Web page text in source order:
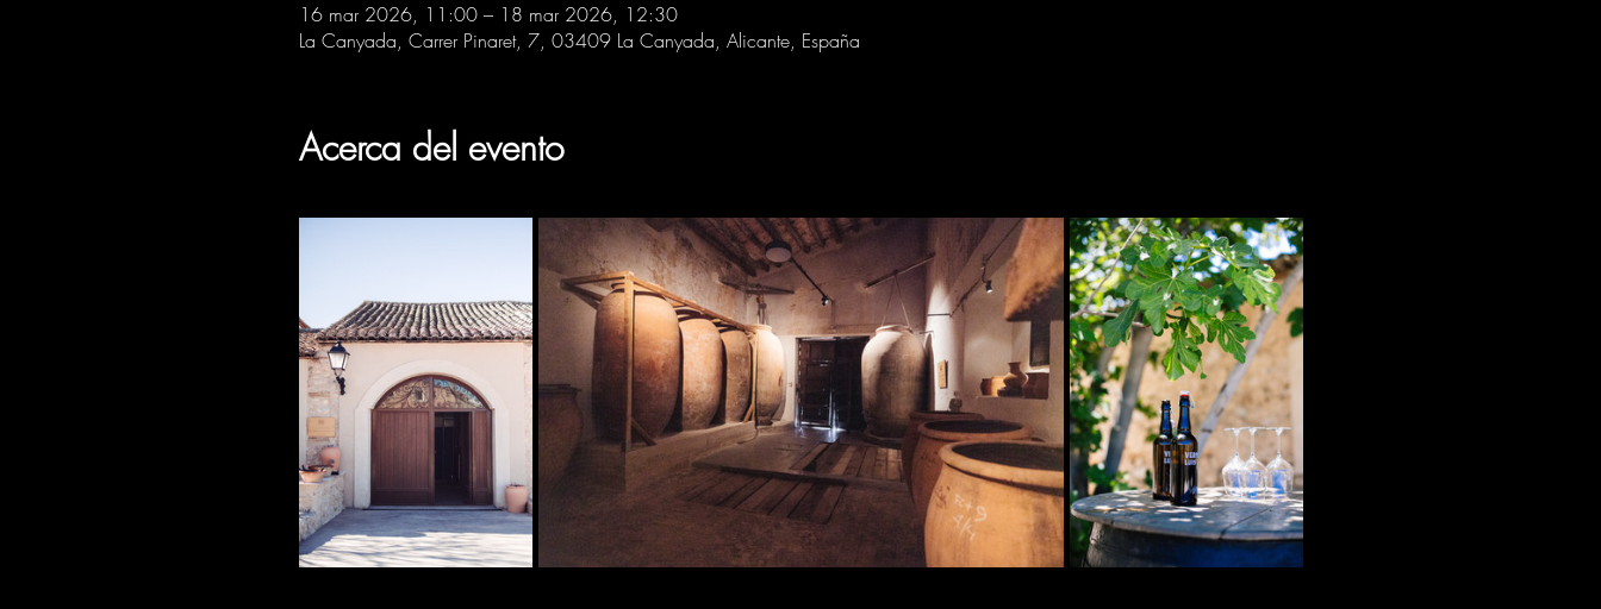
16 mar 2026, 11:00 – 18 mar 2026, 12:30
La Canyada, Carrer Pinaret, 7, 03409 La Canyada, Alicante, España
Acerca del evento